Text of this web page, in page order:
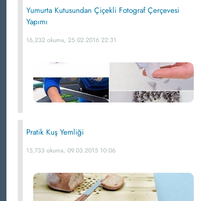
Yumurta Kutusundan Çiçekli Fotograf Çerçevesi
Yapımı
16,232 okuma, 25.02.2016 22:31
Pratik Kuş Yemliği
15,733 okuma, 09.03.2015 10:06